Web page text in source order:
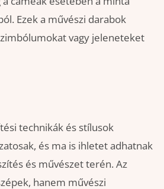
Ezek a művészi darabok
vagy jeleneteket
technikák és stílusok
és ma is ihletet adhatnak
és művészet terén. Az
hanem művészi